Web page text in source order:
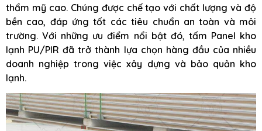
thẩm mỹ cao. Chúng được chế tạo với chất lượng và độ
bền cao, đáp ứng tốt các tiêu chuẩn an toàn và môi
trường. Với những ưu điểm nổi bật đó, tấm Panel kho
lạnh PU/PIR đã trở thành lựa chọn hàng đầu của nhiều
doanh nghiệp trong việc xây dựng và bảo quản kho
lạnh.